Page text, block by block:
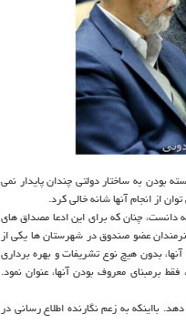
بودن به ساختار دولتی چندان پایدار نمی
از انجام آنها شانه خالی کرد.
دانست، چنان که برای این ادعا مصداق های
عضو صندوق در شهرستان ها یکی از
با هنرمندان و بررسی مشکلات آنها، بدون هیچ نوع تشریفات و بهره برداری
برمبنای معروف بودن آنها، عنوان نمود.
بااینکه به زعم نگارنده اطلاع رسانی در